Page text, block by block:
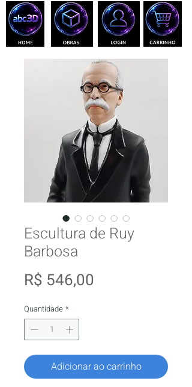
Escultura de Ruy
Barbosa
R$ 546,00
Quantidade *
Adicionar ao carrinho